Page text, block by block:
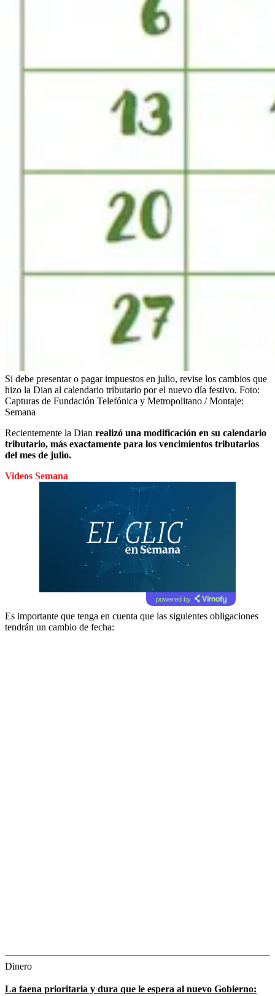
Si debe presentar o pagar impuestos en julio, revise los cambios que
hizo la Dian al calendario tributario por el nuevo día festivo. Foto:
Capturas de Fundación Telefónica y Metropolitano / Montaje:
Semana
Recientemente la Dian realizó una modificación en su calendario
tributario, más exactamente para los vencimientos tributarios
del mes de julio.
Videos Semana
powered by
Es importante que tenga en cuenta que las siguientes obligaciones
tendrán un cambio de fecha:
Dinero
La faena prioritaria y dura que le espera al nuevo Gobierno: